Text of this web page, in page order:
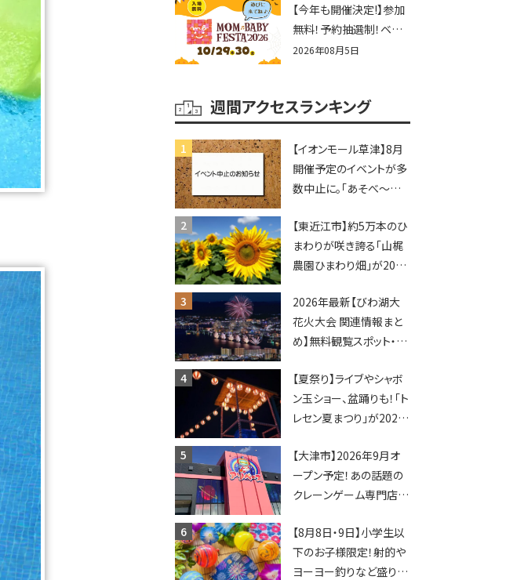
辛グルメ・フォトコンテス
トまで盛りだくさん！
【今年も開催決定!】参加
無料！予約抽選制！ベビ
ーファミリー必見☆入場
2026！親子で楽しもう
♪inピエリ守山
2026年08月5日
週間アクセスランキング
【イオンモール草津】8月
開催予定のイベントが多
数中止に。「あそべ〜る
ショーなど
【東近江市】約5万本のひ
まわりが咲き誇る「山梶
農園ひまわり畑」が2026
ポットやキッチンカーも
登場！何度も入園できる
フリーパスも販売★
2026年最新【びわ湖大
花火大会 関連情報まと
め】無料観覧スポット・同
ップ・交通規制に近隣施
設の駐車場情報なども
要チェック★
【夏祭り】ライブやシャボ
ン玉ショー、盆踊りも！「ト
レセン夏まつり」が2026
【大津市】2026年9月オ
ープン予定！あの話題の
クレーンゲーム専門店
ってくる！豊郷店に続く滋
賀2店舗目★
【8月8日・9日】小学生以
下のお子様限定！射的や
ヨーヨー釣りなど盛りだ